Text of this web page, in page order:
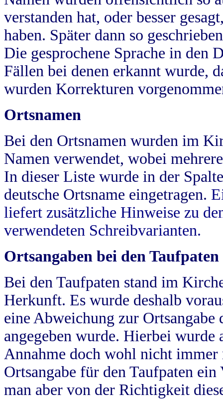
verstanden hat, oder besser
haben. Später dann so
Die gesprochene Sprache in
Fällen bei denen erkannt wurde,
wurden Korrekturen
Ortsnamen
Bei den Ortsnamen wurden im
Namen verwendet, wobei
In dieser Liste wurde in der
deutsche Ortsname eingetragen.
liefert zusätzliche Hinweise zu
verwendeten Schreibvarianten.
Ortsangaben bei den Taufpaten
Bei den Taufpaten stand im
Herkunft. Es wurde deshalb
eine Abweichung zur
angegeben wurde. Hierbei wurde
Annahme doch wohl nicht
Ortsangabe für den Taufpaten
man aber von der Richtigkeit